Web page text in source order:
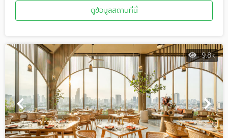
ดูข้อมูลสถานที่นี้
9.8k